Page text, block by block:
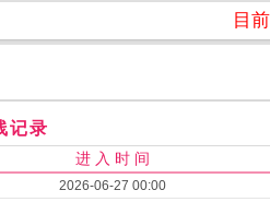
目
记录
进 入 时 间
2026-06-27 00:00